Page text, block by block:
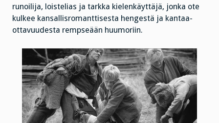
runoilija, loistelias ja tarkka kielenkäyttäjä, jonka ote
kulkee kansallisromanttisesta hengestä ja kantaa-
ottavuudesta rempseään huumoriin.